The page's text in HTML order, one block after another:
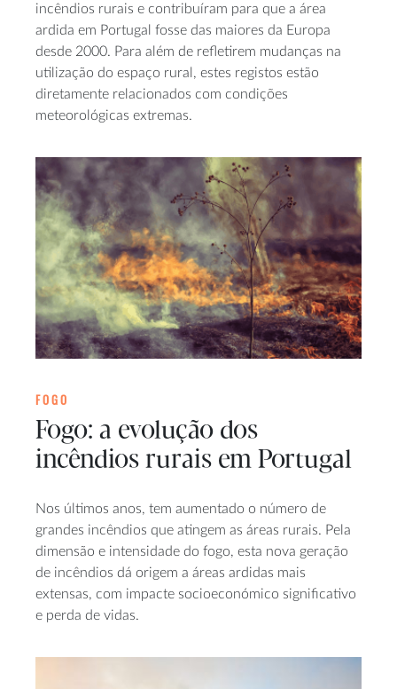
incêndios rurais e contribuíram para que a área
ardida em Portugal fosse das maiores da Europa
desde 2000. Para além de refletirem mudanças na
utilização do espaço rural, estes registos estão
diretamente relacionados com condições
meteorológicas extremas.
FOGO
Fogo: a evolução dos
incêndios rurais em Portugal
Nos últimos anos, tem aumentado o número de
grandes incêndios que atingem as áreas rurais. Pela
dimensão e intensidade do fogo, esta nova geração
de incêndios dá origem a áreas ardidas mais
extensas, com impacte socioeconómico significativo
e perda de vidas.